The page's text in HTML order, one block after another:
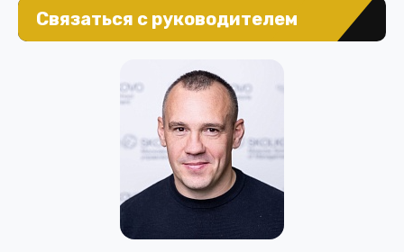
Связаться с руководителем